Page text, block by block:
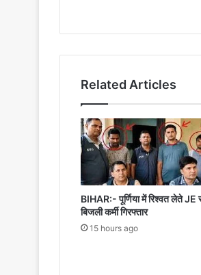
Related Articles
BIHAR:- पूर्णिया में रिश्वत लेते
बिजली कर्मी गिरफ्तार
15 hours ago